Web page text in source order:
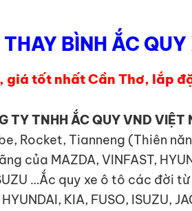
THAY BÌNH ẮC
giá tốt nhất Cần Thơ, lắp
TY TNHH ẮC QUY VND VIỆT
Rocket, Tianneng (Thiên
của MAZDA, VINFAST,
…Ắc quy xe ô tô các đời
KIA, FUSO, ISUZU,